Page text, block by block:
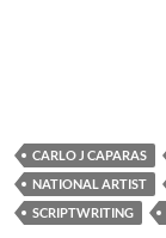
CARLO J CAPARAS
NATIONAL ARTIST
SCRIPTWRITING